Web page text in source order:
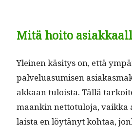
Mitä hoito
Yleinen käsi­tys on, että
palvelu­a­sumisen
akkaan tuloista. Täl­lä
maankin net­to­tu­lo­ja, vaik­ka
laista en löytänyt kohtaa,